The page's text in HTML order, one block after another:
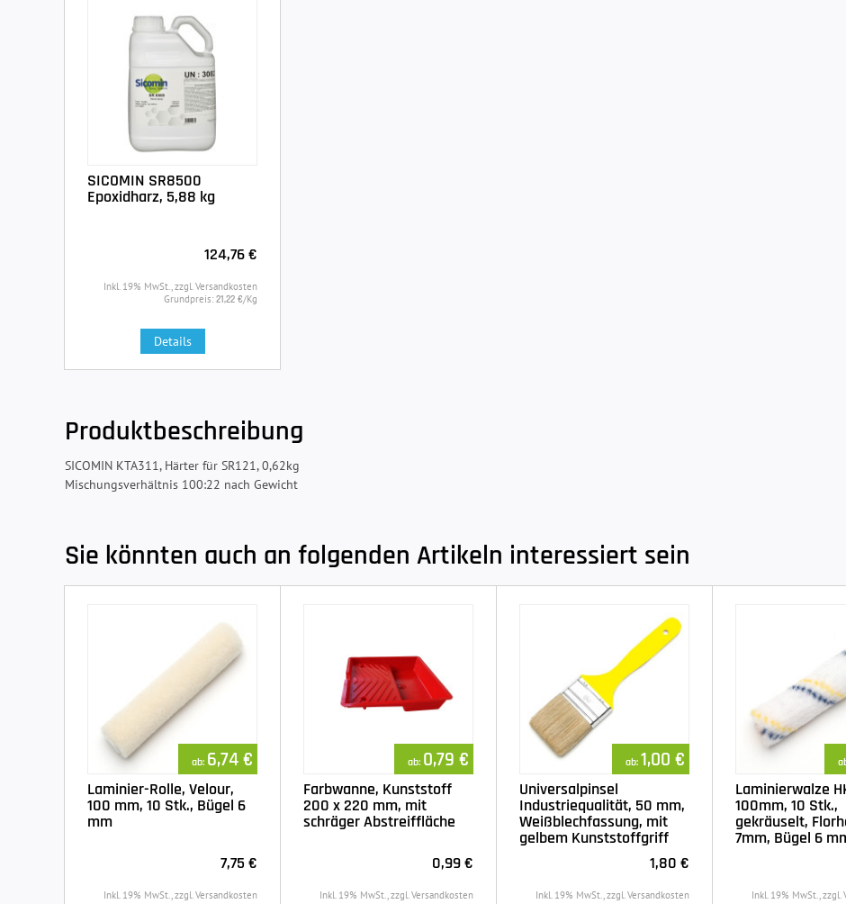
SICOMIN SR8500
Epoxidharz, 5,88 kg
124,76 €
Inkl. 19% MwSt., zzgl. Versandkosten
Grundpreis: 21,22 €/Kg
Details
Produktbeschreibung
SICOMIN KTA311, Härter für SR121, 0,62kg
Mischungsverhältnis 100:22 nach Gewicht
Sie könnten auch an folgenden Artikeln interessiert sein
ab: 6,74 €
Laminier-Rolle, Velour,
100 mm, 10 Stk., Bügel 6
mm
7,75 €
Inkl. 19% MwSt., zzgl. Versandkosten
ab: 0,79 €
Farbwanne, Kunststoff
200 x 220 mm, mit
schräger Abstreiffläche
0,99 €
Inkl. 19% MwSt., zzgl. Versandkosten
ab: 1,00 €
Universalpinsel
Industriequalität, 50 mm,
Weißblechfassung, mit
gelbem Kunststoffgriff
1,80 €
Inkl. 19% MwSt., zzgl. Versandkosten
Laminierwalze
100mm, 10 Stk.,
gekräuselt,
7mm, Bügel 6
Inkl. 19% MwSt., zzgl.